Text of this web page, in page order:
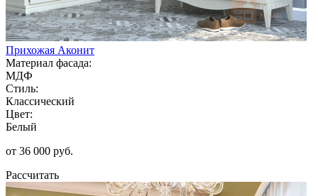
Прихожая Аконит
Материал фасада:
МДФ
Стиль:
Классический
Цвет:
Белый
от 36 000 руб.
Рассчитать